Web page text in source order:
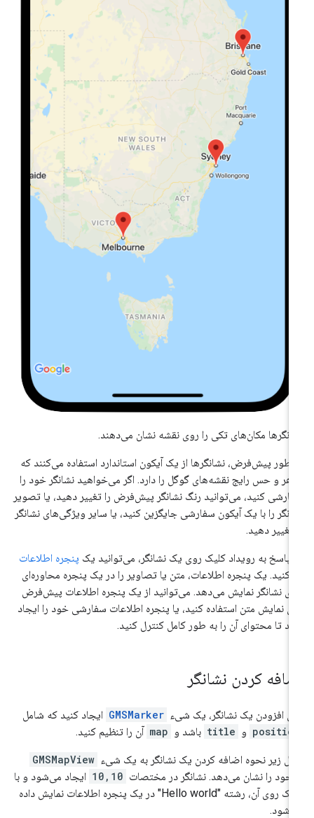
مکان‌های تکی را روی نقشه نشان می‌دهند.
طور پیش‌فرض، نشانگرها از یک آیکون استاندارد استفاده می‌کنند که
و حس رایج نقشه‌های گوگل را دارد. اگر می‌خواهید نشانگر خود را
کنید، می‌توانید رنگ نشانگر پیش‌فرض را تغییر دهید، یا تصویر
را با یک آیکون سفارشی جایگزین کنید، یا سایر ویژگی‌های نشانگر
تغییر دهید.
پاسخ به رویداد کلیک روی یک نشانگر، می‌توانید یک پنجره اطلاعات
کنید. یک پنجره اطلاعات، متن یا تصاویر را در یک پنجره محاوره‌ای
نشانگر نمایش می‌دهد. می‌توانید از یک پنجره اطلاعات پیش‌فرض
نمایش متن استفاده کنید، یا پنجره اطلاعات سفارشی خود را ایجاد
تا محتوای آن را به طور کامل کنترل کنید.
کردن نشانگر
افزودن یک نشانگر، یک شیء GMSMarker ایجاد کنید که شامل
و title باشد و map آن را تنظیم کنید.
زیر نحوه اضافه کردن یک نشانگر به یک شیء GMSMapView
را نشان می‌دهد. نشانگر در مختصات 10,10 ایجاد می‌شود و با
کلیک روی آن، رشته "Hello world" در یک پنجره اطلاعات نمایش داده